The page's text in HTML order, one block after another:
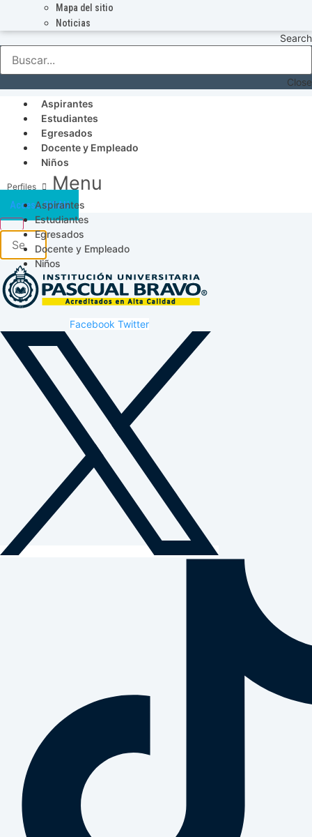
Mapa del sitio
Noticias
Search
Close
Aspirantes
Estudiantes
Egresados
Docente y Empleado
Niños
Menu
Aspirantes
Estudiantes
Egresados
Docente y Empleado
Niños
Acceso SICAU
Facebook Twitter